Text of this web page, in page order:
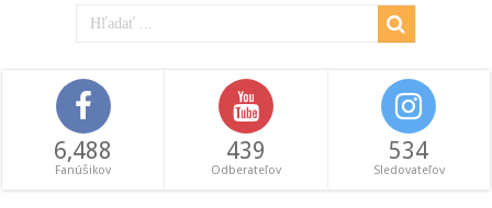
6,488
Fanúšikov
439
Odberateľov
534
Sledovateľov